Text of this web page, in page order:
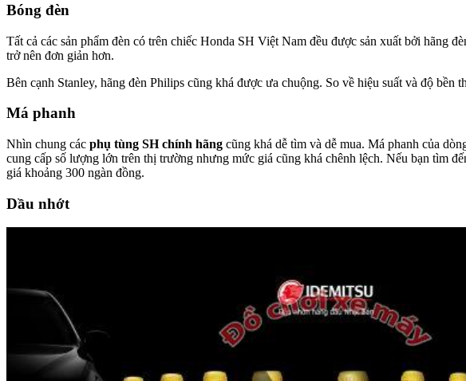
Bóng đèn
Tất cả các sản phẩm đèn có trên chiếc Honda SH Việt Nam đều được sản xuất bởi hãng
trở nên đơn giản hơn.
Bên cạnh Stanley, hãng đèn Philips cũng khá được ưa chuộng. So về hiệu suất và độ
Má phanh
Nhìn chung các phụ tùng SH chính hãng cũng khá dễ tìm và dễ mua. Má phanh của
cung cấp số lượng lớn trên thị trường nhưng mức giá cũng khá chênh lệch. Nếu bạn tìm
giá khoảng 300 ngàn đồng.
Dầu nhớt